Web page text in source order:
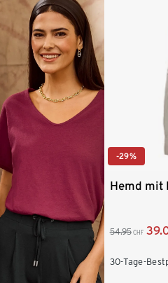
-29%
Hemd mit
54.95 CHF
30-Tage-